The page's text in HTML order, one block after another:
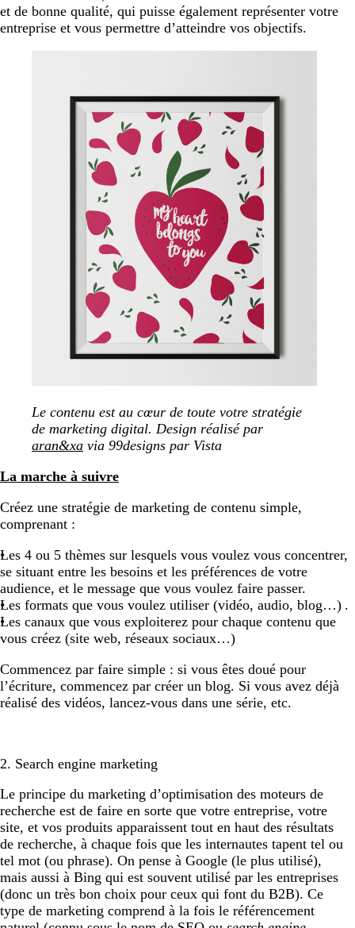
et de bonne qualité, qui puisse également représenter votre
entreprise et vous permettre d’atteindre vos objectifs.
Le contenu est au cœur de toute votre stratégie
de marketing digital. Design réalisé par
aran&xa via 99designs par Vista
La marche à suivre
Créez une stratégie de marketing de contenu simple,
comprenant :
Les 4 ou 5 thèmes sur lesquels vous voulez vous concentrer,
se situant entre les besoins et les préférences de votre
audience, et le message que vous voulez faire passer.
Les formats que vous voulez utiliser (vidéo, audio, blog…) .
Les canaux que vous exploiterez pour chaque contenu que
vous créez (site web, réseaux sociaux…)
Commencez par faire simple : si vous êtes doué pour
l’écriture, commencez par créer un blog. Si vous avez déjà
réalisé des vidéos, lancez-vous dans une série, etc.
2. Search engine marketing
Le principe du marketing d’optimisation des moteurs de
recherche est de faire en sorte que votre entreprise, votre
site, et vos produits apparaissent tout en haut des résultats
de recherche, à chaque fois que les internautes tapent tel ou
tel mot (ou phrase). On pense à Google (le plus utilisé),
mais aussi à Bing qui est souvent utilisé par les entreprises
(donc un très bon choix pour ceux qui font du B2B). Ce
type de marketing comprend à la fois le référencement